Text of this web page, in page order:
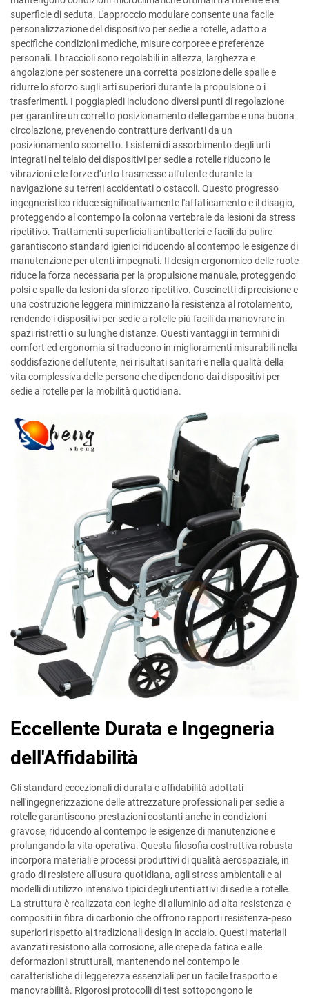
superficie di seduta. L'approccio modulare consente una facile
personalizzazione del dispositivo per sedie a rotelle, adatto a
specifiche condizioni mediche, misure corporee e preferenze
personali. I braccioli sono regolabili in altezza, larghezza e
angolazione per sostenere una corretta posizione delle spalle e
ridurre lo sforzo sugli arti superiori durante la propulsione o i
trasferimenti. I poggiapiedi includono diversi punti di regolazione
per garantire un corretto posizionamento delle gambe e una buona
circolazione, prevenendo contratture derivanti da un
posizionamento scorretto. I sistemi di assorbimento degli urti
integrati nel telaio dei dispositivi per sedie a rotelle riducono le
vibrazioni e le forze d’urto trasmesse all'utente durante la
navigazione su terreni accidentati o ostacoli. Questo progresso
ingegneristico riduce significativamente l'affaticamento e il disagio,
proteggendo al contempo la colonna vertebrale da lesioni da stress
ripetitivo. Trattamenti superficiali antibatterici e facili da pulire
garantiscono standard igienici riducendo al contempo le esigenze di
manutenzione per utenti impegnati. Il design ergonomico delle ruote
riduce la forza necessaria per la propulsione manuale, proteggendo
polsi e spalle da lesioni da sforzo ripetitivo. Cuscinetti di precisione e
una costruzione leggera minimizzano la resistenza al rotolamento,
rendendo i dispositivi per sedie a rotelle più facili da manovrare in
spazi ristretti o su lunghe distanze. Questi vantaggi in termini di
comfort ed ergonomia si traducono in miglioramenti misurabili nella
soddisfazione dell'utente, nei risultati sanitari e nella qualità della
vita complessiva delle persone che dipendono dai dispositivi per
sedie a rotelle per la mobilità quotidiana.
Eccellente Durata e Ingegneria
dell'Affidabilità
Gli standard eccezionali di durata e affidabilità adottati
nell'ingegnerizzazione delle attrezzature professionali per sedie a
rotelle garantiscono prestazioni costanti anche in condizioni
gravose, riducendo al contempo le esigenze di manutenzione e
prolungando la vita operativa. Questa filosofia costruttiva robusta
incorpora materiali e processi produttivi di qualità aerospaziale, in
grado di resistere all'usura quotidiana, agli stress ambientali e ai
modelli di utilizzo intensivo tipici degli utenti attivi di sedie a rotelle.
La struttura è realizzata con leghe di alluminio ad alta resistenza e
compositi in fibra di carbonio che offrono rapporti resistenza-peso
superiori rispetto ai tradizionali design in acciaio. Questi materiali
avanzati resistono alla corrosione, alle crepe da fatica e alle
deformazioni strutturali, mantenendo nel contempo le
caratteristiche di leggerezza essenziali per un facile trasporto e
manovrabilità. Rigorosi protocolli di test sottopongono le